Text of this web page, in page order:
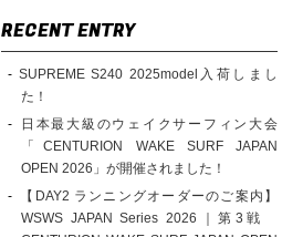
RECENT ENTRY
SUPREME S240 2025model入荷しまし
た！
日本最大級のウェイクサーフィン大会
「CENTURION WAKE SURF JAPAN
OPEN 2026」が開催されました！
【DAY2 ランニングオーダーのご案内】
WSWS JAPAN Series 2026｜第3戦